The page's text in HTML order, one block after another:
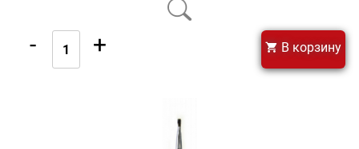
- + В корзину